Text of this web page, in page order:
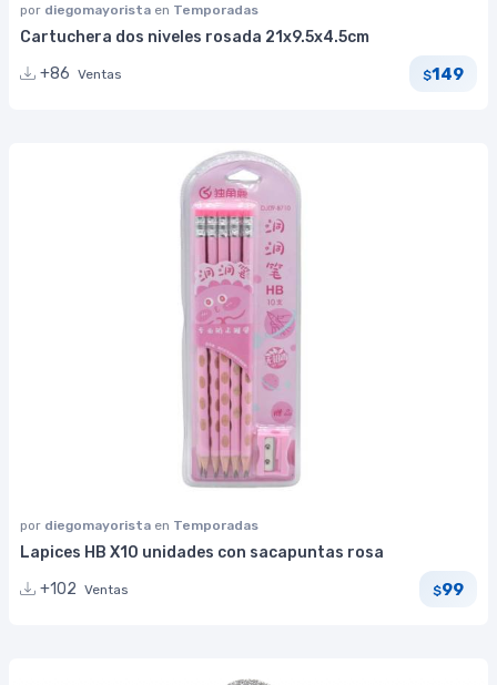
por diegomayorista en Temporadas
Cartuchera dos niveles rosada 21x9.5x4.5cm
+86 Ventas $149
por diegomayorista en Temporadas
Lapices HB X10 unidades con sacapuntas rosa
+102 Ventas $99